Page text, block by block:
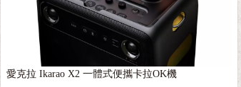
愛克拉 Ikarao X2 一體式便攜卡拉OK機